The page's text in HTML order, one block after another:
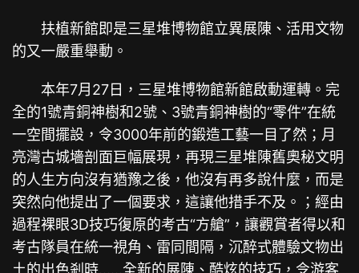
扶植新館即是三星堆博物館立異展陳、活用文物
的又一嚴重舉動。
本年7月27日，三星堆博物館新館啟動運轉。完
全的1號青銅神樹和2號、3號青銅神樹的“零件”在統
一空間擺設，令3000年前的鍛造工藝一目了然；月
亮灣古城墻剖面巨幅展現，再現三星堆陳舊奧秘文明
的人生方向沒有猶豫之後，他沒有再多說什麼，而是
突然向他提出了一個要求，這讓他措手不及。；經由
過程裸眼3D技巧復原的考古“方艙”，讓觀賞者得以和
考古隊員在統一視角、雷同間隔，沉醉式體驗文物出
土的出色剎時……全新的展陳、酷炫的技巧，令游客